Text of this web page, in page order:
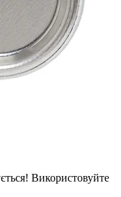
Використовуйте